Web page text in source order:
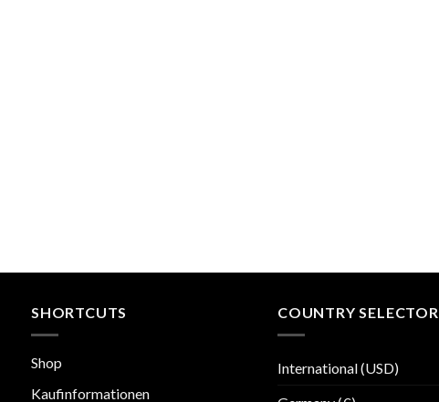
SHORTCUTS
Shop
Kaufinformationen
COUNTRY SELECTOR
International (USD)